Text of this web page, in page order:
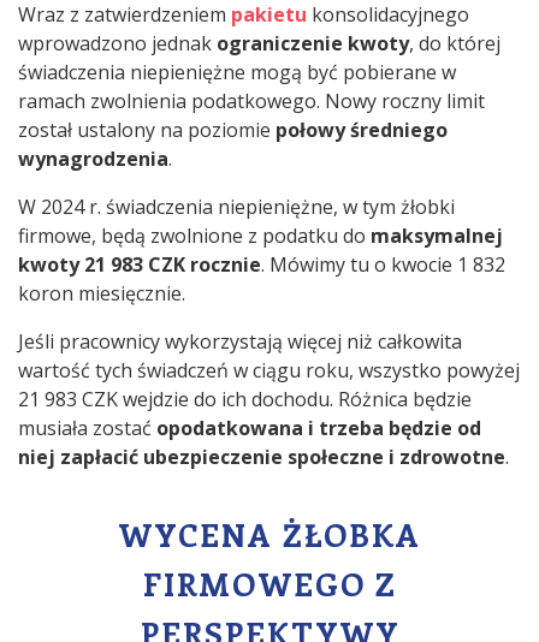
Wraz z zatwierdzeniem pakietu konsolidacyjnego
wprowadzono jednak ograniczenie kwoty, do której
świadczenia niepieniężne mogą być pobierane w
ramach zwolnienia podatkowego. Nowy roczny limit
został ustalony na poziomie połowy średniego
wynagrodzenia.
W 2024 r. świadczenia niepieniężne, w tym żłobki
firmowe, będą zwolnione z podatku do maksymalnej
kwoty 21 983 CZK rocznie. Mówimy tu o kwocie 1 832
koron miesięcznie.
Jeśli pracownicy wykorzystają więcej niż całkowita
wartość tych świadczeń w ciągu roku, wszystko powyżej
21 983 CZK wejdzie do ich dochodu. Różnica będzie
musiała zostać opodatkowana i trzeba będzie od
niej zapłacić ubezpieczenie społeczne i zdrowotne.
WYCENA ŻŁOBKA
FIRMOWEGO Z
PERSPEKTYWY